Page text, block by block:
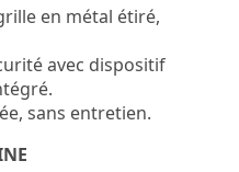
en métal étiré,
avec dispositif
sans entretien.